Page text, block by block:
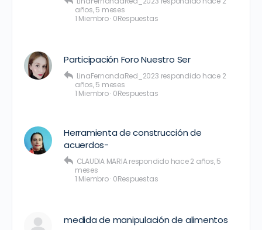
años, 5 meses
1 Miembro· 0Respuestas
Participación Foro Nuestro Ser
LinaFernandaRed_2023 respondido hace 2
años, 5 meses
1 Miembro· 0Respuestas
Herramienta de construcción de
acuerdos-
CLAUDIA MARIA respondido hace 2 años, 5
meses
1 Miembro· 0Respuestas
medida de manipulación de alimentos